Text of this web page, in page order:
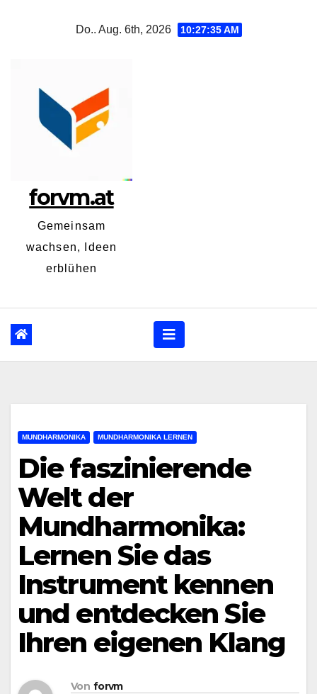
Do.. Aug. 6th, 2026 10:27:36 AM
forvm.at
Gemeinsam
wachsen, Ideen
erblühen
MUNDHARMONIKA MUNDHARMONIKA LERNEN
Die faszinierende
Welt der
Mundharmonika:
Lernen Sie das
Instrument kennen
und entdecken Sie
Ihren eigenen Klang
Von forvm